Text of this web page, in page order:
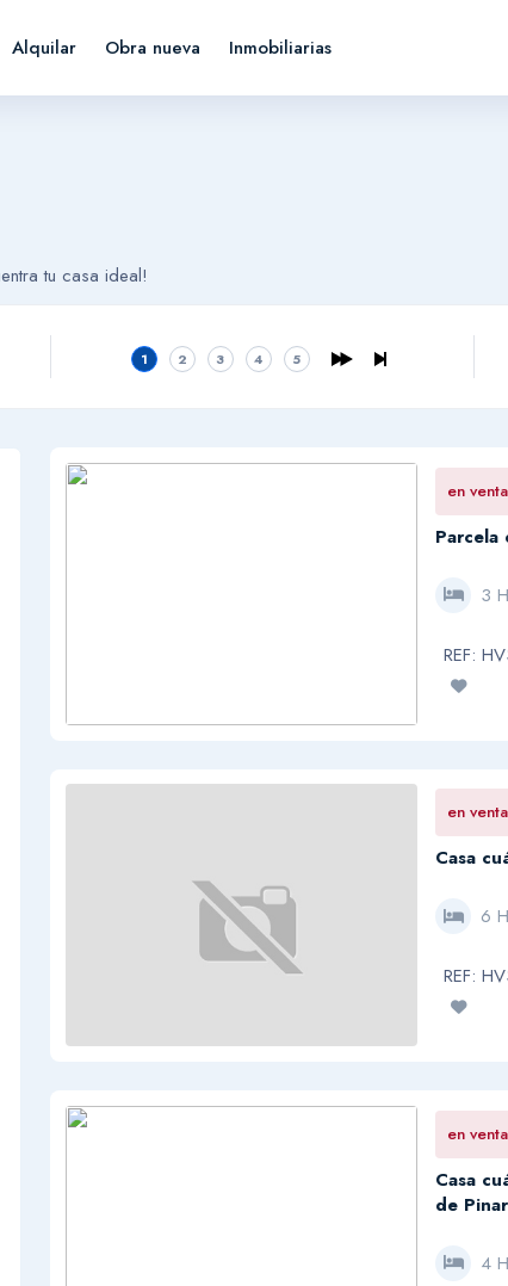
Alquilar Obra nueva Inmobiliarias
tu casa ideal!
1 2 3 4 5
en venta
3
REF:
en venta
Casa
6
REF:
en venta
Casa
de
4